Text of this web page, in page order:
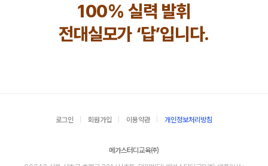
100% 실력 발휘
전대실모가 ‘답’입니다.
로그인 회원가입 이용약관 개인정보처리방침
메가스터디교육㈜